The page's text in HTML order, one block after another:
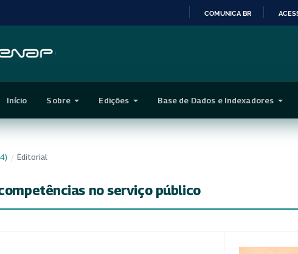
CONTEÚDO
COMUNICA BR
Início Sobre Edições Base de Dados e Indexadores
/ Editorial
no serviço público